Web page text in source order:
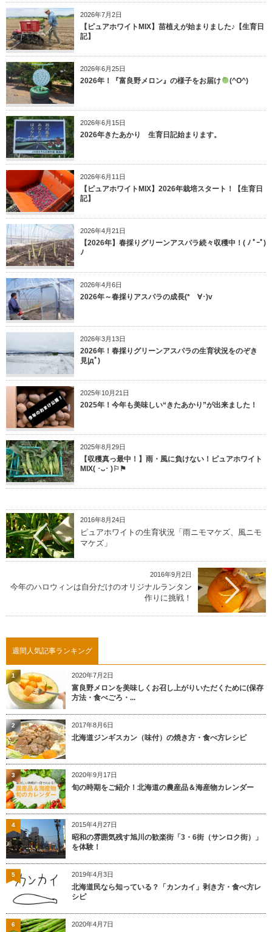
2026年7月2日
【ピュアホワイトMIX】苗植えが始まりました♪【生育日
記】
2026年6月25日
2026年！『富良野メロン』の様子をお届け (^O^)
2026年6月15日
2026年きたあかり 生育日記始まります。
2026年6月11日
【ピュアホワイトMIX】2026年栽培スタート！【生育日
記】
2026年4月21日
【2026年】春採りグリーンアスパラ続々収穫中！( ﾉ ﾟｰﾟ)
ﾉ
2026年4月6日
2026年～春採りアスパラの成長(*ゝ∀･)v
2026年3月13日
2026年！春採りグリーンアスパラの生育状況をのぞき
見|дﾟ)
2025年10月21日
2025年！今年も美味しい“きたあかり”が出来ました！
2025年8月29日
【収穫真っ最中！】雨・風に負けない！ピュアホワイト
MIX( ･ᴗ･ )⚐⚑
2016年8月24日
ピュアホワイトの生育状況「雨ニモマケズ、風ニモ
マケズ」
2016年9月2日
今年のハロウィンは自分だけのオリジナルランタン
作りに挑戦！
週間人気記事ランキング
2020年7月2日
富良野メロンを美味しくお召し上がりいただくために(保存
方法・食べごろ・...
1
2017年8月6日
北海道ジンギスカン（味付）の焼き方・食べ方レシピ
2
2020年9月17日
旬の時期をご紹介！北海道の農産品＆海産物カレンダー
3
2015年4月27日
昭和の雰囲気残す旭川の歓楽街「3・6街（サンロク街）」
を体験！
4
2019年4月3日
北海道民なら知っている？「カンカイ」剥き方・食べ方レ
シピ
5
2020年4月7日
6